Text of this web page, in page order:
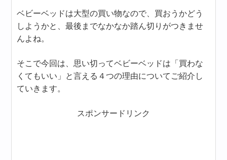
ベビーベッドは大型の買い物なので、買おうかどう
しようかと、最後までなかなか踏ん切りがつきませ
んよね。
そこで今回は、思い切ってベビーベッドは「買わな
くてもいい」と言える４つの理由についてご紹介し
ていきます。
スポンサードリンク